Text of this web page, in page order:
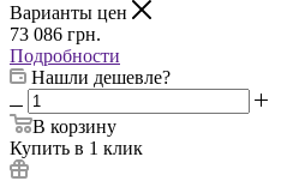
Варианты цен
73 086 грн.
Подробности
Нашли дешевле?
В корзину
Купить в 1 клик